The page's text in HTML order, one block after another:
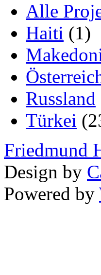
Alle
Haiti (1)
Russland
Türkei
Friedmund
Design by
Powered by